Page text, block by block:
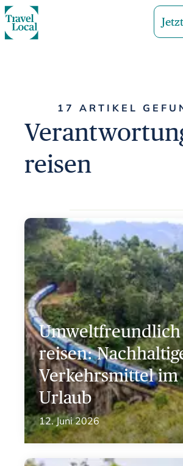
17 ARTIKEL
reisen
Umweltfreundlich
reisen:
Verkehrsmittel im
Urlaub
12. Juni 2026